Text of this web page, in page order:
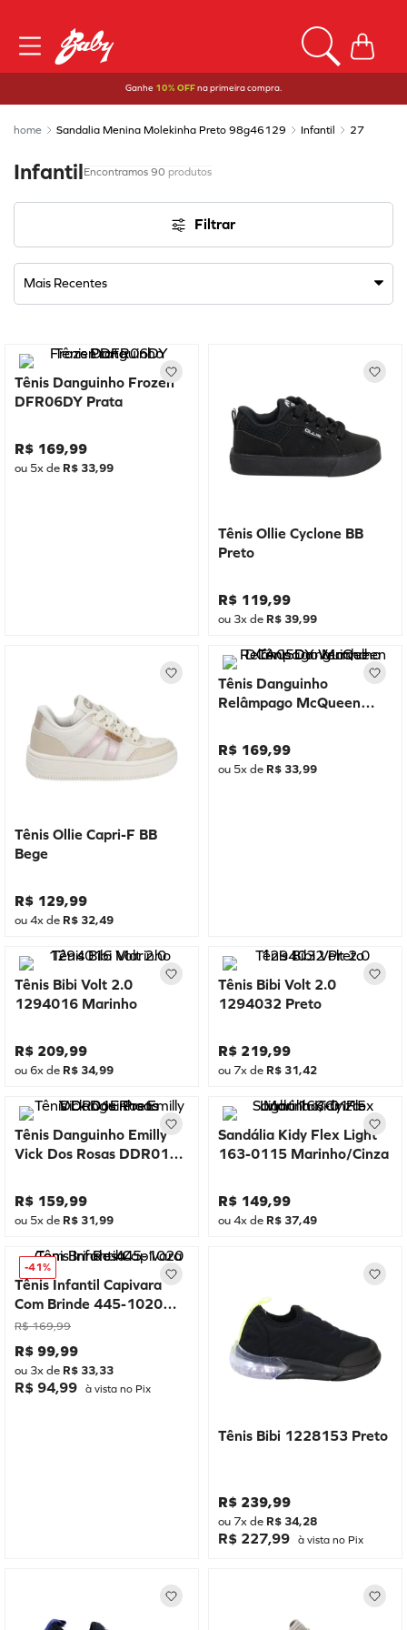
Ganhe 10% OFFna primeira compra.
Sandalia Menina Molekinha Preto 98g46129 Infantil 27
Infantil 90 produtos
Filtrar
Mais Recentes
Tênis Danguinho Frozen
DFR06DY Prata
R$ 169,99
ou 5x de R$ 33,99
Tênis Ollie Cyclone BB
Preto
R$ 119,99
ou 3x de R$ 39,99
Tênis Ollie Capri-F BB
Bege
R$ 129,99
ou4x de R$ 32,49
Tênis Danguinho
Relâmpago McQueen
R$ 169,99
ou 5x de R$ 33,99
Tênis Bibi Volt 2.0
1294016 Marinho
R$ 209,99
ou6x de R$ 34,99
Tênis Bibi Volt 2.0
1294032 Preto
R$ 219,99
ou 7x de R$ 31,42
Tênis Danguinho Emilly
Vick Dos Rosas DDR01E
R$ 159,99
ou 5x de R$ 31,99
Sandália Kidy Flex Light
163-0115 Marinho/Cinza
R$ 149,99
ou4x de R$ 37,49
-41%
Tênis Infantil Capivara
Com Brinde 445-1020
Rosa
R$ 169,99
R$ 99,99
ou 3x de R$ 33,33
R$ 94,99 à vista no Pix
Tênis Bibi 1228153 Preto
R$ 239,99
ou 7x de R$ 34,28
R$ 227,99 à vista no Pix